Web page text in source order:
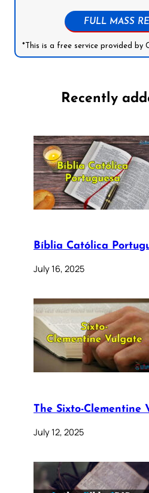
FULL MASS
*This is a free service provided by
Recently
Bíblia Católica
July 16, 2025
The Sixto-Clementine
July 12, 2025